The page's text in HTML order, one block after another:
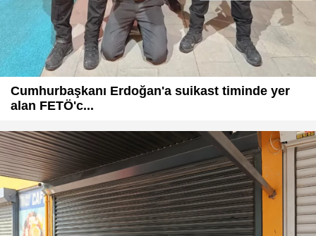
Cumhurbaşkanı Erdoğan'a suikast timinde yer
alan FETÖ'c...